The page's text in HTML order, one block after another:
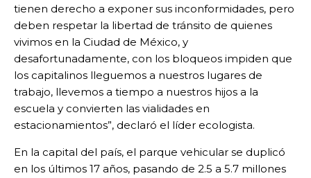
tienen derecho a exponer sus inconformidades, pero
deben respetar la libertad de tránsito de quienes
vivimos en la Ciudad de México, y
desafortunadamente, con los bloqueos impiden que
los capitalinos lleguemos a nuestros lugares de
trabajo, llevemos a tiempo a nuestros hijos a la
escuela y convierten las vialidades en
estacionamientos”, declaró el líder ecologista.
En la capital del país, el parque vehicular se duplicó
en los últimos 17 años, pasando de 2.5 a 5.7 millones